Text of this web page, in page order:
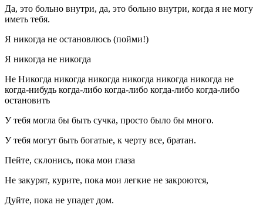
Да, это больно внутри, да, это больно внутри, когда я не могу
иметь тебя.
Я никогда не остановлюсь (пойми!)
Я никогда не никогда
Не Никогда никогда никогда никогда никогда никогда не
когда-нибудь когда-либо когда-либо когда-либо когда-либо
остановить
У тебя могла бы быть сучка, просто было бы много.
У тебя могут быть богатые, к черту все, братан.
Пейте, склонись, пока мои глаза
Не закурят, курите, пока мои легкие не закроются,
Дуйте, пока не упадет дом.